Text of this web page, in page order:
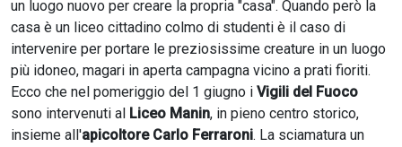
un luogo nuovo per creare la propria "casa". Quando però la
casa è un liceo cittadino colmo di studenti è il caso di
intervenire per portare le preziosissime creature in un luogo
più idoneo, magari in aperta campagna vicino a prati fioriti.
Ecco che nel pomeriggio del 1 giugno i Vigili del Fuoco
sono intervenuti al Liceo Manin, in pieno centro storico,
insieme all'apicoltore Carlo Ferraroni. La sciamatura un